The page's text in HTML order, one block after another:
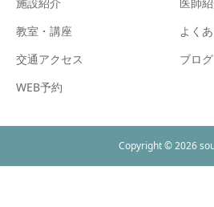
教室・講座
よく
交通アクセス
ブログ
WEB予約
Copyright © 2026